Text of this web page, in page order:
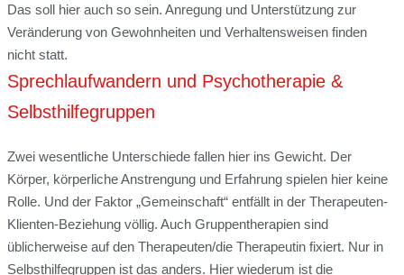
Das soll hier auch so sein. Anregung und Unterstützung zur
Veränderung von Gewohnheiten und Verhaltensweisen finden
nicht statt.
Sprechlaufwandern und Psychotherapie &
Selbsthilfegruppen
Zwei wesentliche Unterschiede fallen hier ins Gewicht. Der
Körper, körperliche Anstrengung und Erfahrung spielen hier keine
Rolle. Und der Faktor „Gemeinschaft“ entfällt in der Therapeuten-
Klienten-Beziehung völlig. Auch Gruppentherapien sind
üblicherweise auf den Therapeuten/die Therapeutin fixiert. Nur in
Selbsthilfegruppen ist das anders. Hier wiederum ist die